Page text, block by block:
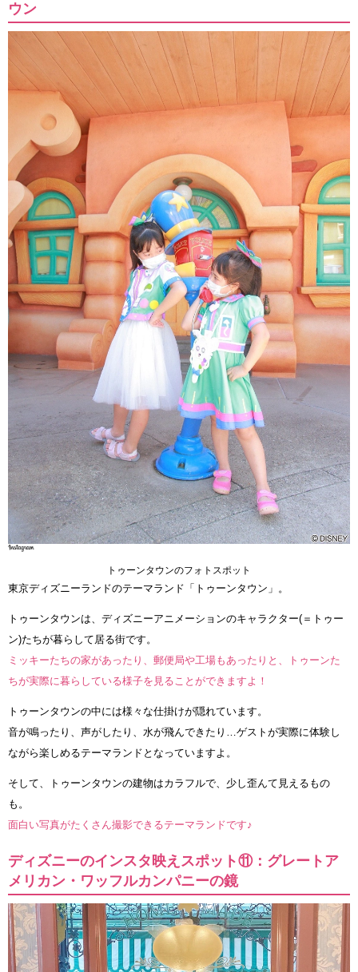
ウン
トゥーンタウンのフォトスポット
東京ディズニーランドのテーマランド「トゥーンタウン」。
トゥーンタウンは、ディズニーアニメーションのキャラクター(＝トゥー
ン)たちが暮らして居る街です。
ミッキーたちの家があったり、郵便局や工場もあったりと、トゥーンた
ちが実際に暮らしている様子を見ることができますよ！
トゥーンタウンの中には様々な仕掛けが隠れています。
音が鳴ったり、声がしたり、水が飛んできたり…ゲストが実際に体験し
ながら楽しめるテーマランドとなっていますよ。
そして、トゥーンタウンの建物はカラフルで、少し歪んて見えるもの
も。
面白い写真がたくさん撮影できるテーマランドです♪
ディズニーのインスタ映えスポット⑪：グレートア
メリカン・ワッフルカンパニーの鏡